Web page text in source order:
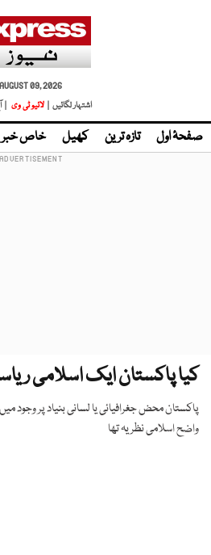
AUGUST 09, 2026
اشتہار لگائیں |
لائیو ٹی وی |
صفحۂ اول تازہ ترین کھیل خاص
کیا پاکستان ایک اسلامی
پاکستان محض جغرافیائی یا لسانی بنیاد پر وجود
واضح اسلامی نظریہ تھا